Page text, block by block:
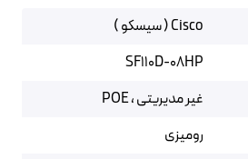
Cisco ( سیسکو )
SF110D-08HP
غیر مدیریتی ، POE
رومیزی